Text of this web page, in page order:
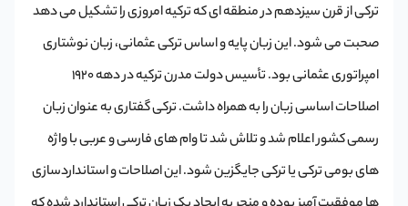
ترکی از قرن سیزدهم در منطقه ای که ترکیه امروزی را تشکیل می دهد
صحبت می شود. این زبان پایه و اساس ترکی عثمانی، زبان نوشتاری
امپراتوری عثمانی بود. تأسیس دولت مدرن ترکیه در دهه 1920
اصلاحات اساسی زبان را به همراه داشت. ترکی گفتاری به عنوان زبان
رسمی کشور اعلام شد و تلاش شد تا وام های فارسی و عربی با واژه
های بومی ترکی یا ترکی جایگزین شود. این اصلاحات و استانداردسازی